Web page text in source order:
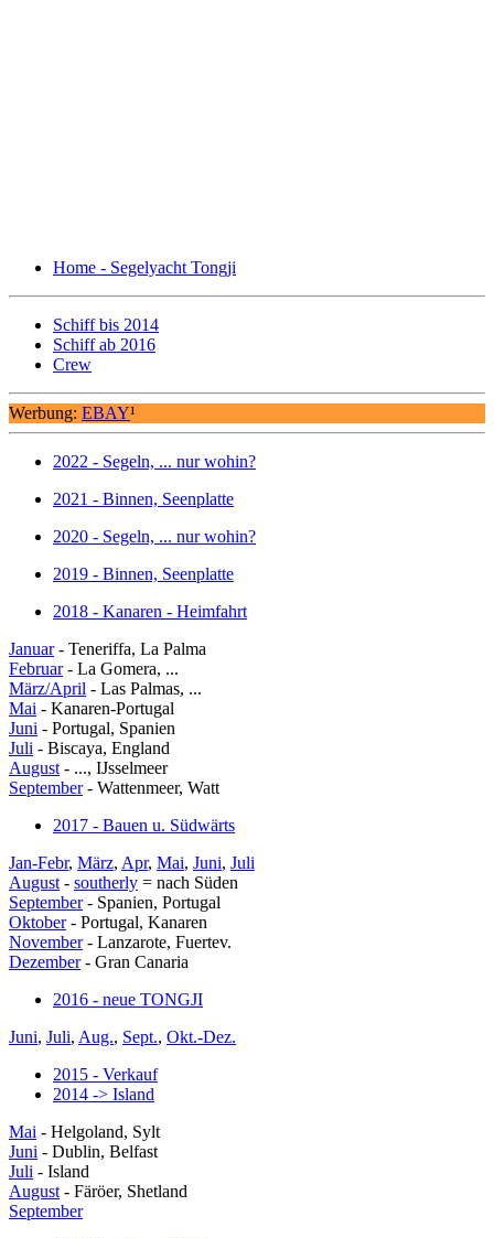
Home - Segelyacht Tongji
Schiff bis 2014
Schiff ab 2016
Crew
Werbung: EBAY¹
2022 - Segeln, ... nur wohin?
2021 - Binnen, Seenplatte
2020 - Segeln, ... nur wohin?
2019 - Binnen, Seenplatte
2018 - Kanaren - Heimfahrt
Januar- Teneriffa, La Palma
Februar- La Gomera, ...
März/April - Las Palmas, ...
Mai - Kanaren-Portugal
Juni - Portugal, Spanien
Juli - Biscaya, England
August - ..., IJsselmeer
September- Wattenmeer, Watt
2017 - Bauen u. Südwärts
Jan-Febr, März, Apr, Mai, Juni, Juli
August - southerly = nach Süden
September- Spanien, Portugal
Oktober- Portugal, Kanaren
November- Lanzarote, Fuertev.
Dezember- Gran Canaria
2016 - neue TONGJI
Juni, Juli, Aug., Sept., Okt.-Dez.
2015 - Verkauf
2014 -> Island
Mai - Helgoland, Sylt
Juni - Dublin, Belfast
Juli - Island
August - Färöer, Shetland
September